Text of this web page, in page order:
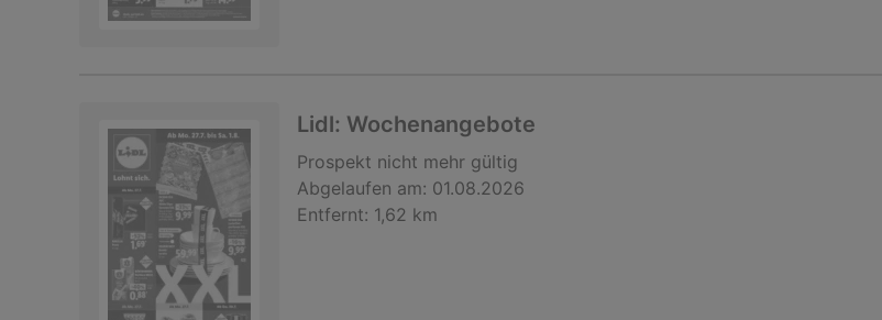
Lidl: Wochenangebote
Prospekt nicht mehr gültig
Abgelaufen am: 01.08.2026
Entfernt: 1,62 km